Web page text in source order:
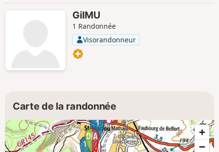
GilMU
1 Randonnée
Visorandonneur
Carte de la randonnée
1
11